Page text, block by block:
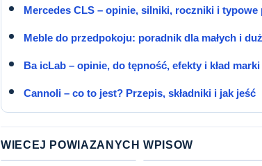
Mercedes CLS – opinie, silniki, roczniki i typowe
Meble do przedpokoju: poradnik dla małych i
Ba icLab – opinie, do tępność, efekty i kład marki
Cannoli – co to jest? Przepis, składniki i jak jeść
WIECEJ POWIAZANYCH WPISOW